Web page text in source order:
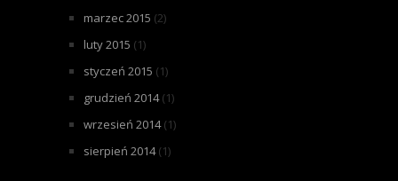
marzec 2015 (2)
luty 2015 (1)
styczeń 2015 (1)
grudzień 2014(1)
wrzesień 2014(1)
sierpień 2014(1)